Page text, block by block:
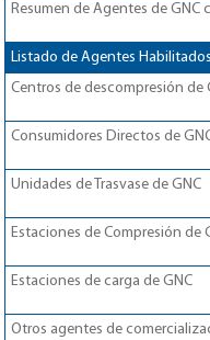
Resumen de Agentes de
Listado de Agentes
Centros de descompresión de
Consumidores Directos de
Unidades de Trasvase de GNC​​​
Estaciones de Compresión de
Estaciones de carga de GNC​​​
Otros agentes de